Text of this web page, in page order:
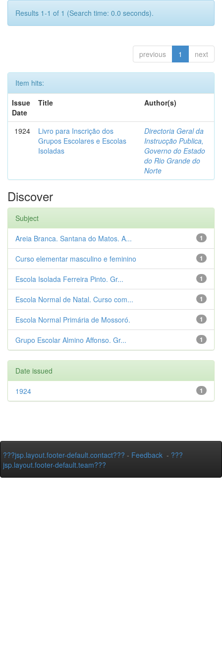
Results 1-1 of 1 (Search time: 0.0 seconds).
previous 1 next
Item hits:
Issue
Date
Title Author(s)
1924
Livro para Inscrição dos
Grupos Escolares e Escolas
Isoladas
Directoria Geral da
Instrucção Publica,
Governo do Estado
do Rio Grande do
Norte
Discover
Subject
1
Areia Branca. Santana do Matos. A...
1
Curso elementar masculino e feminino
1
Escola Isolada Ferreira Pinto. Gr...
1
Escola Normal de Natal. Curso com...
1
Escola Normal Primária de Mossoró.
1
Grupo Escolar Almino Affonso. Gr...
Date issued
1
1924
???jsp.layout.footer-default.contact??? - Feedback - ???
jsp.layout.footer-default.team???